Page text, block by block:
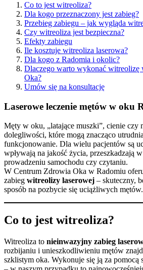
Co to jest witreoliza?
Dla kogo przeznaczony jest zabieg?
Przebieg zabiegu – jak wygląda
Czy witreoliza jest bezpieczna?
Efekty zabiegu
Ile kosztuje witreoliza laserowa?
Dla kogo z Radomia i okolic?
Dlaczego warto wykonać witreolizę
Oka?
Umów się na konsultację
Laserowe leczenie mętów w oku
Męty w oku, „latające muszki”, cienie
dolegliwości, które mogą znacząco
funkcjonowanie. Dla wielu pacjentów są
wpływają na jakość życia, przeszkadzają
prowadzeniu samochodu czy czytaniu.
W Centrum Zdrowia Oka w Radomiu
zabieg witreolizy laserowej – skuteczny,
sposób na pozbycie się uciążliwych mętów.
Co to jest witreoliza?
Witreoliza to nieinwazyjny zabieg
rozbijaniu i unieszkodliwieniu mętów
szklistym oka. Wykonuje się ją za pomocą